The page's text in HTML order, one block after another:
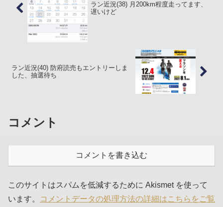
ラン近況(38) 月200km程度走ってます、
遅いけど
ラン近況(40) 防府読売もエントリーしま
した、抽選待ち
コメント
コメントを書き込む
このサイトはスパムを低減するために Akismet を使って
います。
コメントデータの処理方法の詳細はこちらをご覧